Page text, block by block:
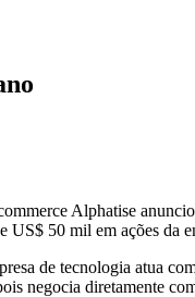
Alphatise
US$ 50 mil em ações da
de tecnologia atua
negocia diretamente